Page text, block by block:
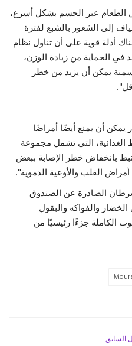
الطعام عبر الجسم بشكل أسرع،
إلى الشعور بالشبع لفترة
أدلة قوية على أن تناول نظام
في الحماية من زيادة الوزن،
يمكن أن يزيد من خطر
يمكن أن يمنع أيضًا أمراضًا
الغذائية، التي تشمل مجموعة
بانخفاض خطر الإصابة ببعض
القلب والأوعية الدموية".
الصادرة عن الصندوق
والفواكه والبقول
الكاملة جزءًا رئيسيًا من
السابق